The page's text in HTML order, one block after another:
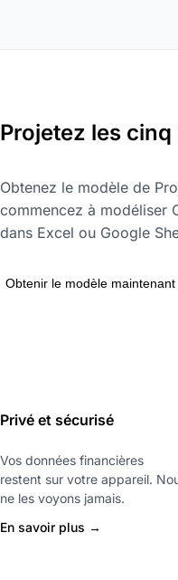
Projetez les
Obtenez le modèle de
commencez à modéliser
dans Excel ou Google
Obtenir le modèle maintenant
Privé et sécurisé
Vos données financières
restent sur votre appareil.
ne les voyons jamais.
En savoir plus →